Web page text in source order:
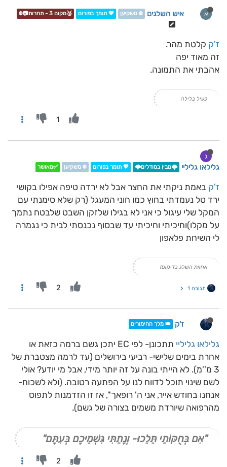
א איש השלגים ❄️ משקיען 💖 תומך בפורום 🥉מקום 3 - תחרות📷❄️
ז'ק קלטת מהר.
זה מאוד יפה
אהבתי את התמונה.
פעיל בלילה
1
ג
גלילאו גליליי 🌩️מבין במודלים🌩️ 💖 תומך בפורום ❄️ משקיען ✅מאושר
ז'ק באמת ניקתי את החצר אבל לא ירדה טיפה אפילו בקושי
ירד טל נעמדתי בחוץ כמו חוני המעגל (רק שלא סימנתי עם
המקל שלי עיגול כי אני לא בגילו שלזקן השבט שלבטח נתמך
על מקלו)וחיכיתי וחיכיתי עד שבסוף נכנסתי לבית כי נגמרה
לי השיחת פלאפון
אחוות השלג בדימוס!
תגובה 1 2
ז'ק 👑 מלך ההימורים
גלילאו גליליי
תתכונן- לפי EC יתכן גשם ברמה כזאת או
אחרת בימים שלישי- רביעי בירושלים (עד לרמה מצטברת של
3 מ''מ). לא הייתי בונה על זה יותר מידי, אבל מי יודע? אולי
לשם שינוי תוכל לדווח לנו על הפתעה רטובה. (ולא לשכוח-
אנחנו בחודש אייר, אני ה' רופאך'', אז זו הזדמנות לתפוס
מהרפואה שיורדת משמים בצורה של גשם).
"אִם בְּחֻקּוֹתַי תֵּלֵכוּ- וְנָתַתִּי גִּשְׁמֵיכֶם בְּעִתָּם"
2